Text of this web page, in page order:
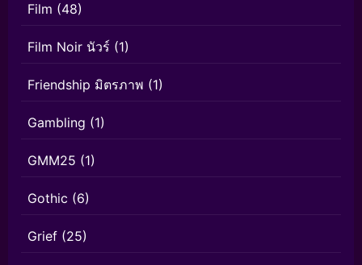
Film (48)
Film Noir นัวร์ (1)
Friendship มิตรภาพ (1)
Gambling (1)
GMM25 (1)
Gothic (6)
Grief (25)